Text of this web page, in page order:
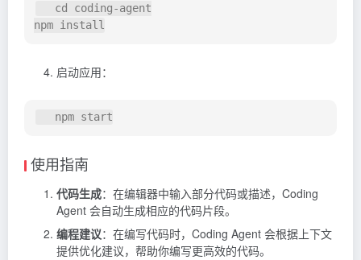
启动应用：
使用指南
代码生成：在编辑器中输入部分代码或描述，Coding
Agent 会自动生成相应的代码片段。
编程建议：在编写代码时，Coding Agent 会根据上下文
提供优化建议，帮助你编写更高效的代码。